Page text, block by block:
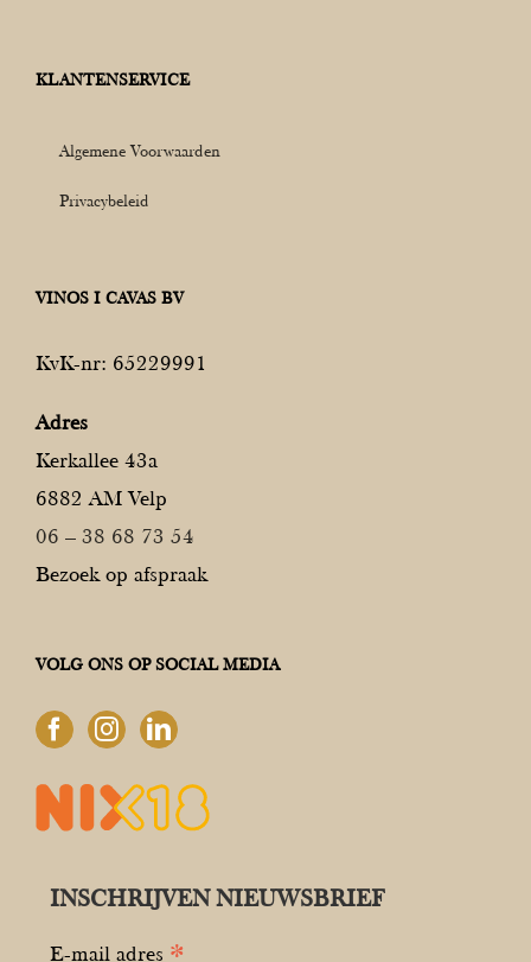
KLANTENSERVICE
Algemene Voorwaarden
Privacybeleid
VINOS I CAVAS BV
KvK-nr: 65229991
Adres
Kerkallee 43a
6882 AM Velp
06 – 38 68 73 54
Bezoek op afspraak
VOLG ONS OP SOCIAL MEDIA
INSCHRIJVEN NIEUWSBRIEF
E-mail adres